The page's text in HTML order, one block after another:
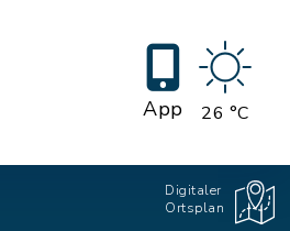
App 26 °C
Digitaler
Ortsplan